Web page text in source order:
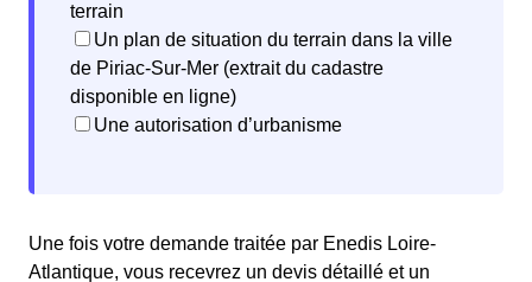
terrain
Un plan de situation du terrain dans la ville
de Piriac-Sur-Mer (extrait du cadastre
disponible en ligne)
Une autorisation d’urbanisme
Une fois votre demande traitée par Enedis Loire-
Atlantique, vous recevrez un devis détaillé et un